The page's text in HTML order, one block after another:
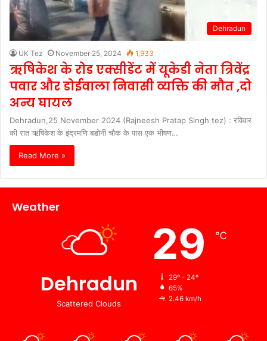
Dehradun
UK Tez November 25, 2024 1,933
ऋषिकेश के रोड एक्सीडेंट में यूकेडी नेता त्रिवेंद्र
पवार और डोईवाला निवासी व्यक्ति की मौत ,दो
अन्य घायल
Dehradun,25 November 2024 (Rajneesh Pratap Singh tez) : रविवार
की रात ऋषिकेश के इंद्रमणि बडोनी चौक के पास एक भीषण…
Read More »
Weather
Dehradun
Scattered Clouds
29 ℃
29º - 24º
65%
2.46 km/h